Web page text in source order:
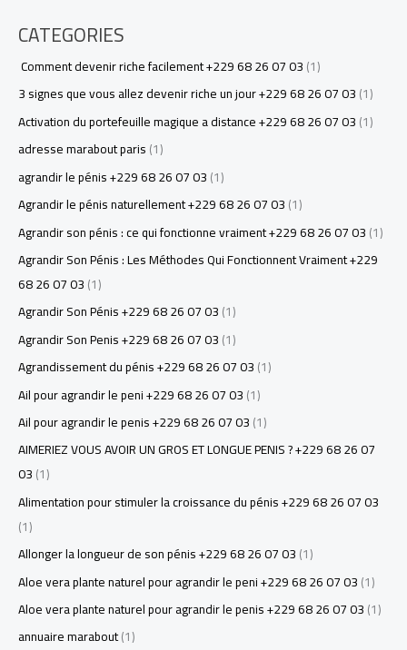
CATEGORIES
Comment devenir riche facilement +229 68 26 07 03(1)
3 signes que vous allez devenir riche un jour +229 68 26 07 03(1)
Activation du portefeuille magique a distance +229 68 26 07 03(1)
adresse marabout paris(1)
agrandir le pénis +229 68 26 07 03(1)
Agrandir le pénis naturellement +229 68 26 07 03(1)
Agrandir son pénis : ce qui fonctionne vraiment +229 68 26 07 03(1)
Agrandir Son Pénis : Les Méthodes Qui Fonctionnent Vraiment +229
68 26 07 03(1)
Agrandir Son Pénis +229 68 26 07 03(1)
Agrandir Son Penis +229 68 26 07 03(1)
Agrandissement du pénis +229 68 26 07 03(1)
Ail pour agrandir le peni +229 68 26 07 03(1)
Ail pour agrandir le penis +229 68 26 07 03(1)
AIMERIEZ VOUS AVOIR UN GROS ET LONGUE PENIS ? +229 68 26 07
03(1)
Alimentation pour stimuler la croissance du pénis +229 68 26 07 03
(1)
Allonger la longueur de son pénis +229 68 26 07 03(1)
Aloe vera plante naturel pour agrandir le peni +229 68 26 07 03(1)
Aloe vera plante naturel pour agrandir le penis +229 68 26 07 03(1)
annuaire marabout(1)